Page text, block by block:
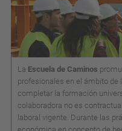
La Escuela de Caminos
profesionales en el ámbito de
completar la formación
colaboradora no es
laboral vigente. Durante las